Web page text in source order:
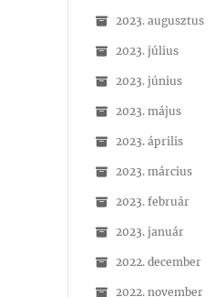
2023. augusztus
2023. július
2023. június
2023. május
2023. április
2023. március
2023. február
2023. január
2022. december
2022. november